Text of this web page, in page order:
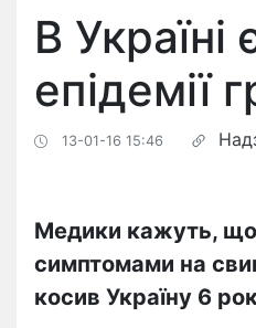
В Україні
епідемії
13-01-16 15:46
Медики кажуть, що
симптомами на
косив Україну 6